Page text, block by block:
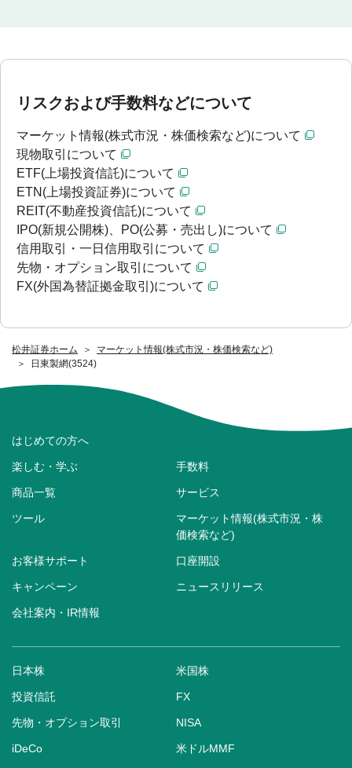
松井証券ホーム
マーケット情報(株式市況・株価検索など)
日東製網(3524)
リスクおよび手数料などについて
マーケット情報(株式市況・株価検索など)について
現物取引について
ETF(上場投資信託)について
ETN(上場投資証券)について
REIT(不動産投資信託)について
IPO(新規公開株)、PO(公募・売出し)について
信用取引・一日信用取引について
先物・オプション取引について
FX(外国為替証拠金取引)について
はじめての方へ
楽しむ・学ぶ 手数料
商品一覧 サービス
ツール
マーケット情報(株式市況・株
価検索など)
お客様サポート 口座開設
キャンペーン ニュースリリース
会社案内・IR情報
日本株 米国株
投資信託 FX
先物・オプション取引 NISA
iDeCo 米ドルMMF